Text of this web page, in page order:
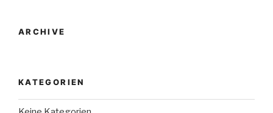
ARCHIVE
KATEGORIEN